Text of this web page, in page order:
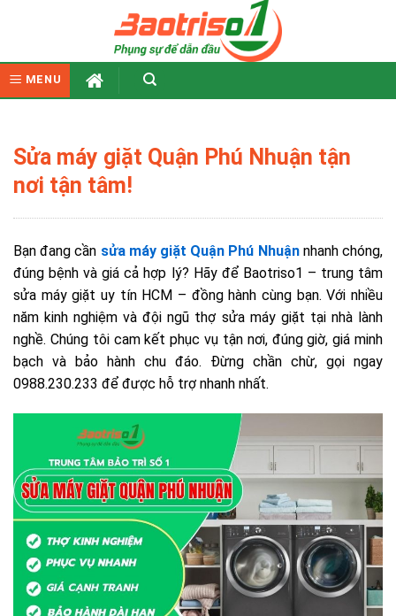
MENU
Sửa máy giặt Quận Phú Nhuận tận
nơi tận tâm!
Bạn đang cần sửa máy giặt Quận Phú Nhuậnnhanh chóng,
đúng bệnh và giá cả hợp lý? Hãy để Baotriso1 – trung tâm
sửa máy giặt uy tín HCM – đồng hành cùng bạn. Với nhiều
năm kinh nghiệm và đội ngũ thợ sửa máy giặt tại nhà lành
nghề. Chúng tôi cam kết phục vụ tận nơi, đúng giờ, giá minh
bạch và bảo hành chu đáo. Đừng chần chừ, gọi ngay
0988.230.233 để được hỗ trợ nhanh nhất.